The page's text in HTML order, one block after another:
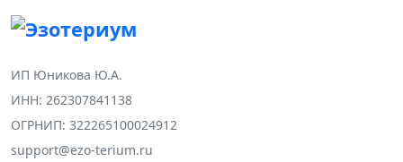
ИП Юникова Ю.А.
ИНН: 262307841138
ОГРНИП: 322265100024912
support@ezo-terium.ru